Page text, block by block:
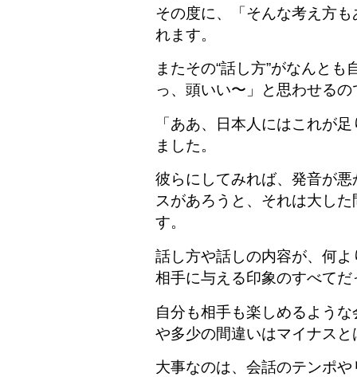
その度に、「そんな考え方
れます。
またその“話し方”がなんと
っ、頭いい〜」と思わせるの
「ああ、日本人にはこれが
ました。
彼らにしてみれば、発音が
スがあろうと、それは大し
す。
話し方や話しの内容が、何
相手に与える印象のすべて
自分も相手も楽しめるよう
や多少の間違いはマイナス
大事なのは、会話のテンポ